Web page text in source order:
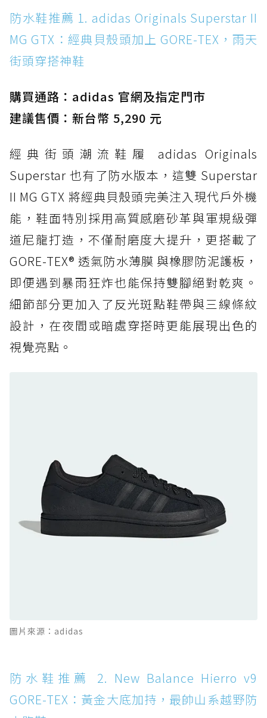
防水鞋推薦 1. adidas Originals Superstar II
MG GTX：經典貝殼頭加上 GORE-TEX，雨天街
頭穿搭神鞋
防水鞋推薦 2. New Balance Hierro v9 GORE-
防水鞋推薦 3. Nike Dunk Low GORE-TEX：
經典 Dunk 輪廓加上防水科技，雨天穿搭帥度不
打折
防水鞋推薦 4. ASICS TRABUCO 14 GTX：搭
載 GORE-TEX 隱形貼合科技，全方位防水神鞋
防水鞋推薦 5. Salomon XT-6 GORE-TEX：潮
人必備山系鞋王！防滑、防水與街頭顏值一次攻
頂
防水鞋推薦 6. HOKA Stinson Evo GTX：越野
復刻厚底，GORE-TEX 防水與增高神器一次滿
黃靴同級頂級防水，輕量化工裝健走鞋雨天必備
防水鞋推薦 7. Timberland Motion Access：
黃靴同級頂級防水，輕量化工裝健走鞋雨天必備
防水鞋推薦 10. PUMA Voyage NITRO™ 4
GORE-TEX：氮氣中底注入，回彈與防滑兼具的
全天候越野跑鞋
防水鞋推薦 11. On Cloudhorizon 2 WP：腳
感軟彈、搭載 Missiongrip™ 的防水輕越野鞋
Boot：馬汀首款雨靴登場，經典八孔加上全防
防水鞋推薦 14. SKECHERS BADGER
WATERPROOF：一踩即穿懶人神器！搭載固特
異大底與全防水厚底健走鞋
防水鞋推薦 1. adidas Originals Superstar II
MG GTX：經典貝殼頭加上 GORE-TEX，雨天
街頭穿搭神鞋
購買通路：adidas 官網及指定門市
建議售價：新台幣 5,290 元
經典街頭潮流鞋履 adidas Originals
Superstar 也有了防水版本，這雙 Superstar
II MG GTX 將經典貝殼頭完美注入現代戶外機
能，鞋面特別採用高質感磨砂革與軍規級彈
道尼龍打造，不僅耐磨度大提升，更搭載了
GORE-TEX® 透氣防水薄膜 與橡膠防泥護板，
即便遇到暴雨狂炸也能保持雙腳絕對乾爽。
細節部分更加入了反光斑點鞋帶與三線條紋
設計，在夜間或暗處穿搭時更能展現出色的
視覺亮點。
圖片來源：adidas
防水鞋推薦 2. New Balance Hierro v9
GORE-TEX：黃金大底加持，最帥山系越野防